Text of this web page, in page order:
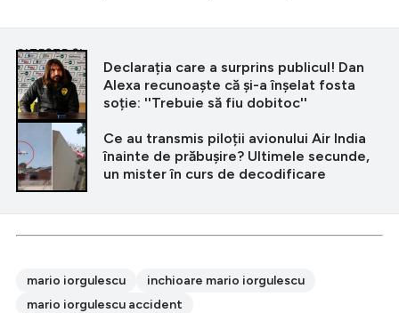
CITEȘTE ȘI
Declarația care a surprins publicul! Dan
Alexa recunoaște că și-a înșelat fosta
soție: ''Trebuie să fiu dobitoc''
Ce au transmis piloții avionului Air India
înainte de prăbușire? Ultimele secunde,
un mister în curs de decodificare
mario iorgulescu
inchioare mario iorgulescu
mario iorgulescu accident